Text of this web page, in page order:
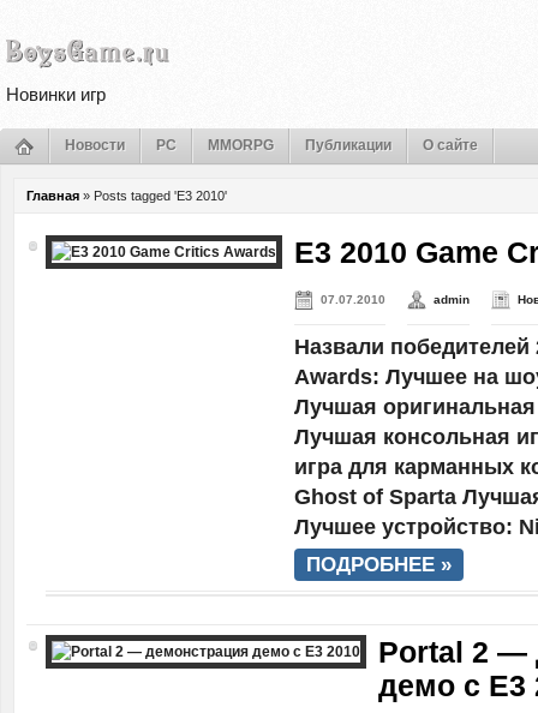
Новинки игр
Новости PC MMORPG Публикации О сайте
Главная » Posts tagged 'E3 2010'
E3 2010 Game
07.07.2010 admin
Назвали победителей
Awards: Лучшее на
Лучшая
Лучшая консольная
игра для карманных
Ghost of Sparta
Лучшее устройство:
ПОДРОБНЕЕ »
Portal 2 —
демо с E3